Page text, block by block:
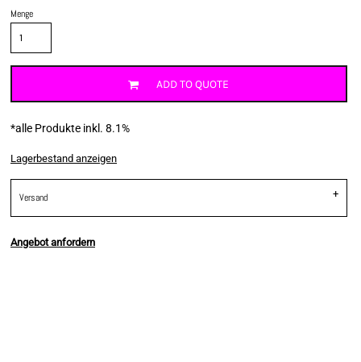
Menge
ADD TO QUOTE
*alle Produkte inkl. 8.1%
Lagerbestand anzeigen
Versand
Angebot anfordern